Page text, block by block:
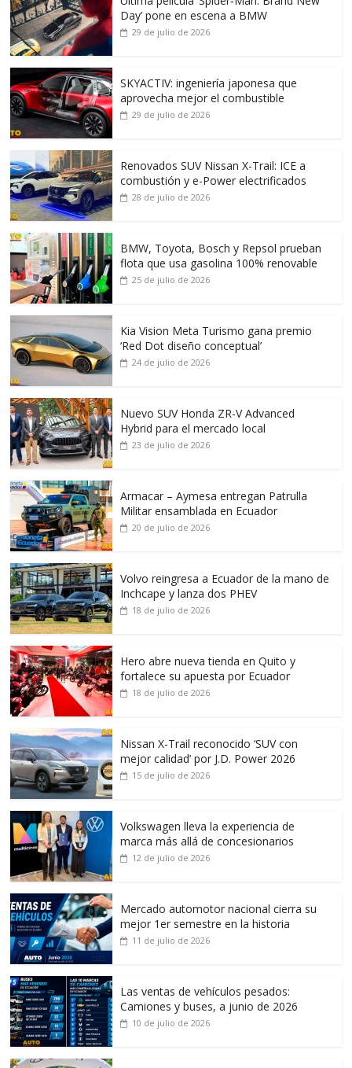
Day’ pone en escena a BMW
29 de julio de 2026
SKYACTIV: ingeniería japonesa que
aprovecha mejor el combustible
29 de julio de 2026
Renovados SUV Nissan X-Trail: ICE a
combustión y e-Power electrificados
28 de julio de 2026
BMW, Toyota, Bosch y Repsol prueban
flota que usa gasolina 100% renovable
25 de julio de 2026
Kia Vision Meta Turismo gana premio
‘Red Dot diseño conceptual’
24 de julio de 2026
Nuevo SUV Honda ZR-V Advanced
Hybrid para el mercado local
23 de julio de 2026
Armacar – Aymesa entregan Patrulla
Militar ensamblada en Ecuador
20 de julio de 2026
Volvo reingresa a Ecuador de la mano de
Inchcape y lanza dos PHEV
18 de julio de 2026
Hero abre nueva tienda en Quito y
fortalece su apuesta por Ecuador
18 de julio de 2026
Nissan X-Trail reconocido ‘SUV con
mejor calidad’ por J.D. Power 2026
15 de julio de 2026
Volkswagen lleva la experiencia de
marca más allá de concesionarios
12 de julio de 2026
Mercado automotor nacional cierra su
mejor 1er semestre en la historia
11 de julio de 2026
Las ventas de vehículos pesados:
Camiones y buses, a junio de 2026
10 de julio de 2026